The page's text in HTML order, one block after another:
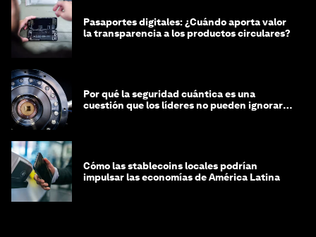
Pasaportes digitales: ¿Cuándo aporta valor
la transparencia a los productos circulares?
Por qué la seguridad cuántica es una
cuestión que los líderes no pueden ignorar
Cómo las stablecoins locales podrían
impulsar las economías de América Latina